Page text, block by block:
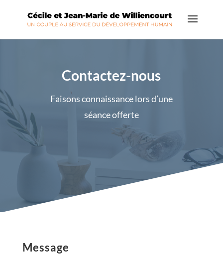
Contactez-nous
Faisons connaissance lors d’une
séance offerte
Message